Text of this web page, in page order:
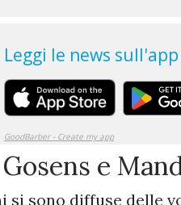
e
si sono diffuse delle